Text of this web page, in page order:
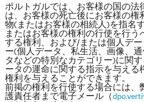
ポルトガルでは、お客様の国の法
は、お客様の死亡後にお客様の権
物(またはお客様の相続人)を指名
またはお客様の権利の行使を行う
する権利、および/または個人デ
ー(個人データ、私生活、画像、
タなどの特別なカテゴリー)に関
ータの運命に関する指示を与える
権利を与えることができます。
前掲の権利を行使する場合には、
護責任者まで電子メール（